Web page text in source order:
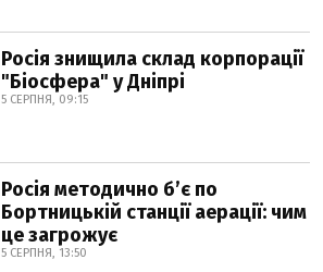
Росія знищила склад корпорації
"Біосфера" у Дніпрі
5 СЕРПНЯ, 09:15
Росія методично б’є по
Бортницькій станції аерації: чим
це загрожує
5 СЕРПНЯ, 13:50